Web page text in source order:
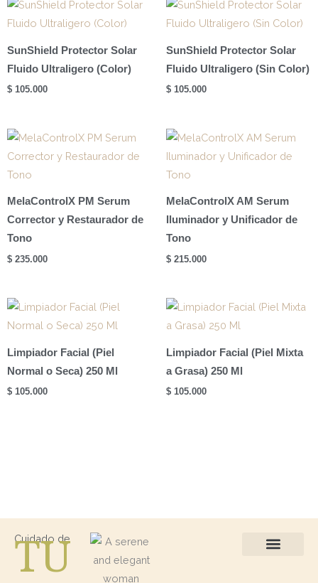
SunShield Protector Solar
Fluido Ultraligero (Color)
$ 105.000
SunShield Protector Solar
Fluido Ultraligero (Sin Color)
$ 105.000
MelaControlX PM Serum
Corrector y Restaurador de
Tono
$ 235.000
MelaControlX AM Serum
Iluminador y Unificador de
Tono
$ 215.000
Limpiador Facial (Piel
Normal o Seca) 250 Ml
$ 105.000
Limpiador Facial (Piel Mixta
a Grasa) 250 Ml
$ 105.000
Cuidado de
TU